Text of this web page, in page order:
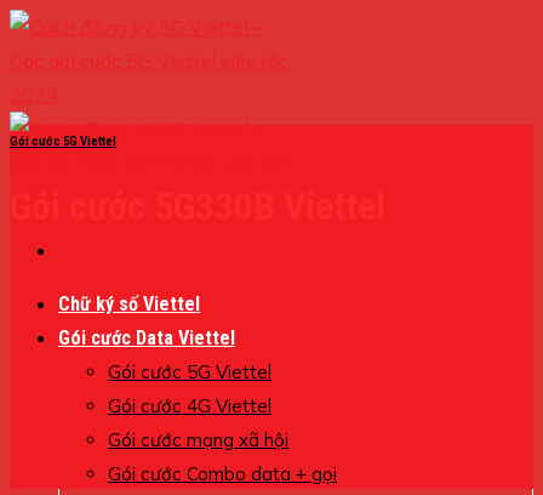
Skip
to
content
Chữ ký số Viettel
Gói cước Data Viettel
Gói cước 5G Viettel
Gói cước 4G Viettel
Gói cước mạng xã hội
Gói cước Combo data + gọi
Gói cước 5G Viettel